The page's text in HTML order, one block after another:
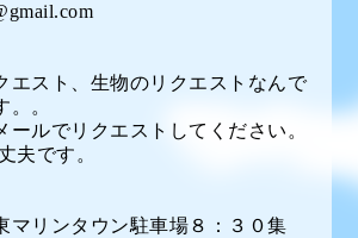
エスト、生物のリクエストなんで
。。
ールでリクエストしてください。
夫です。
マリンタウン駐車場８：３０集